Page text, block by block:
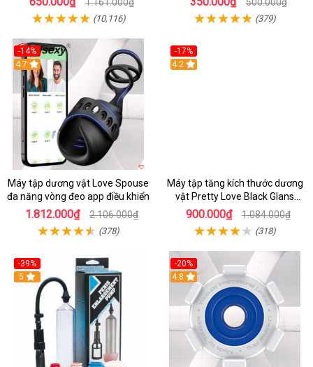
1.161.000₫
(10,116)
500.000₫
(379)
-14%
4.7
Máy tập dương vật Love Spouse
đa năng vòng đeo app điều khiển
1.812.000₫ 2.106.000₫
(378)
-17%
4.2
Máy tập tăng kích thước dương
vật Pretty Love Black Glans
Trainer cao cấp
900.000₫ 1.084.000₫
(318)
-39%
5
-20%
4.8